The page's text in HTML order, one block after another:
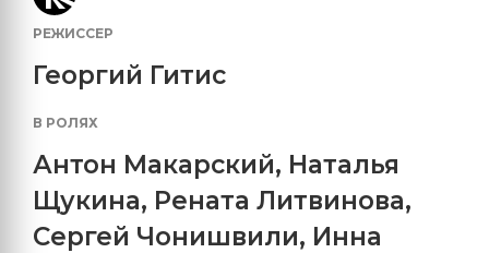
РЕЖИССЕР
Георгий Гитис
В РОЛЯХ
Антон Макарский, Наталья
Щукина, Рената Литвинова,
Сергей Чонишвили, Инна